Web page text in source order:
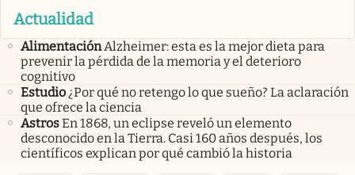
Actualidad
AlimentaciónAlzheimer: esta es la mejor dieta para
prevenir la pérdida de la memoria y el deterioro
cognitivo
Estudio¿Por qué no retengo lo que sueño? La aclaración
que ofrece la ciencia
AstrosEn 1868, un eclipse reveló un elemento
desconocido en la Tierra. Casi 160 años después, los
científicos explican por qué cambió la historia